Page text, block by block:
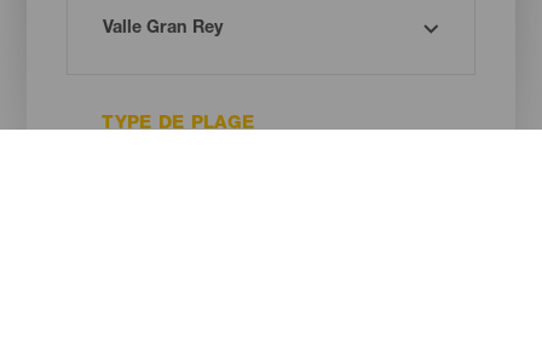
TYPE DE PLAGE